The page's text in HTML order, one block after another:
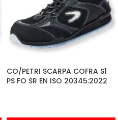
CO/PETRI SCARPA COFRA S1
PS FO SR EN ISO 20345:2022